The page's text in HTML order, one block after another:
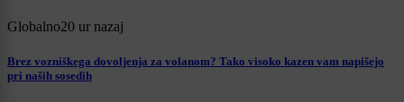
Globalno20 ur nazaj
Brez vozniškega dovoljenja za volanom? Tako visoko kazen vam napišejo
pri naših sosedih